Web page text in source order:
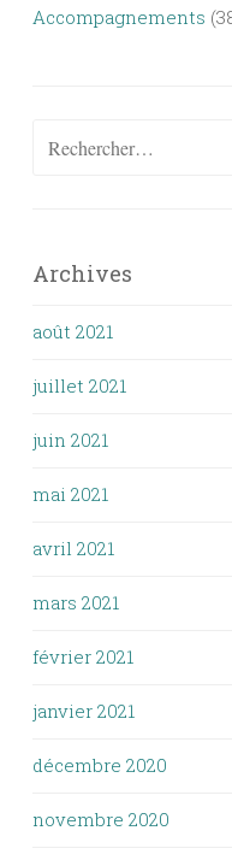
Accompagnements
Rechercher :
Archives
août 2021
juillet 2021
juin 2021
mai 2021
avril 2021
mars 2021
février 2021
janvier 2021
décembre 2020
novembre 2020